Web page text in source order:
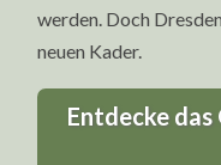
werden. Doch
neuen Kader.
Entdecke